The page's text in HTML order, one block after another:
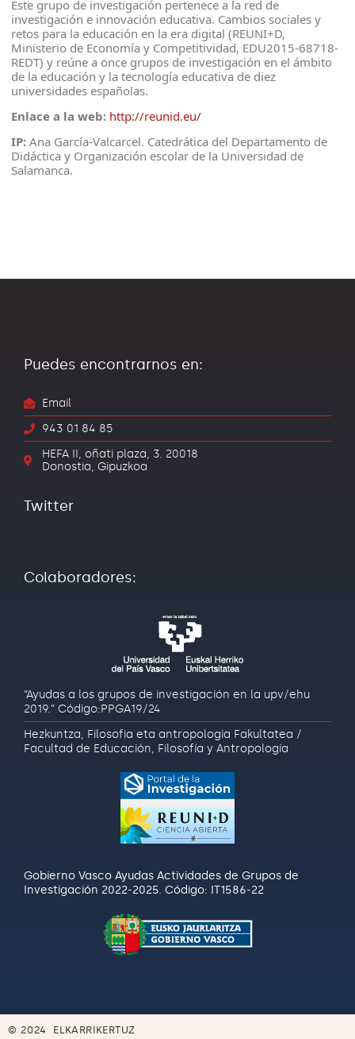
Este grupo de investigación pertenece a la red de
investigación e innovación educativa. Cambios sociales y
retos para la educación en la era digital (REUNI+D,
Ministerio de Economía y Competitividad, EDU2015-68718-
REDT) y reúne a once grupos de investigación en el ámbito
de la educación y la tecnología educativa de diez
universidades españolas.
Enlace a la web: http://reunid.eu/
IP: Ana García-Valcarcel. Catedrática del Departamento de
Didáctica y Organización escolar de la Universidad de
Salamanca.
Puedes encontrarnos en:
Email
943 01 84 85
HEFA II, oñati plaza, 3. 20018
Donostia, Gipuzkoa
Twitter
Colaboradores:
“Ayudas a los grupos de investigación en la upv/ehu
2019.” Código:PPGA19/24
Hezkuntza, Filosofia eta antropologia Fakultatea /
Facultad de Educación, Filosofía y Antropología
Gobierno Vasco Ayudas Actividades de Grupos de
Investigación 2022-2025. Código: IT1586-22
© 2024 ELKARRIKERTUZ